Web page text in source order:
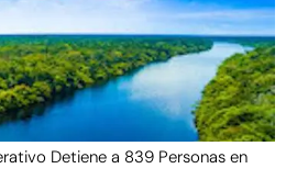
Detiene a 839 Personas en